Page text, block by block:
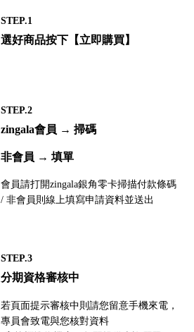
STEP.1
選好商品按下【立即購買】
STEP.2
zingala會員 → 掃碼
非會員 → 填單
會員請打開zingala銀角零卡掃描付款條碼
/ 非會員則線上填寫申請資料並送出
STEP.3
分期資格審核中
若頁面提示審核中則請您留意手機來電，
專員會致電與您核對資料